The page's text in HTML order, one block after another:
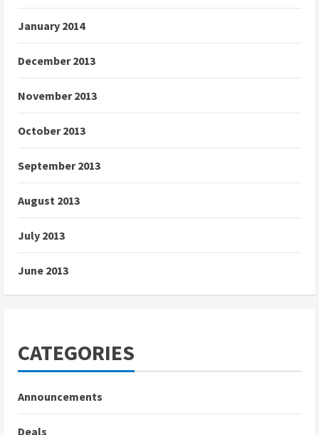
January 2014
December 2013
November 2013
October 2013
September 2013
August 2013
July 2013
June 2013
CATEGORIES
Announcements
Deals